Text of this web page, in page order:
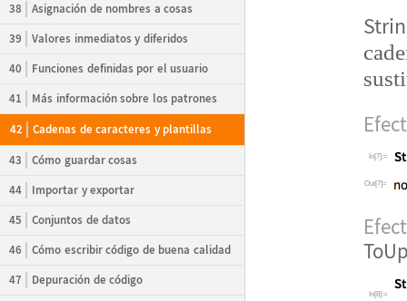
38
Asignación de nombres a cosas
39
Valores inmediatos y diferidos
40
Funciones definidas por el usuario
41
Más información sobre los patrones
42
Cadenas de caracteres y plantillas
43
Cómo guardar cosas
44
Importar y exportar
45
Conjuntos de datos
46
Cómo escribir código de buena calidad
47
Depuración de código
Efect
In[7]:=
Out[7]=
Efect
In[8]:=